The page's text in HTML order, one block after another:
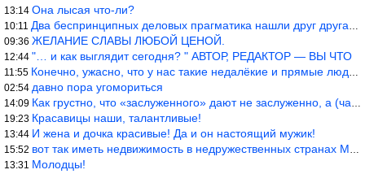
13:14 Она лысая что-ли?
10:11 Два беспринципных деловых прагматика нашли друг друга и «остепен
09:36 ЖЕЛАНИЕ СЛАВЫ ЛЮБОЙ ЦЕНОЙ.
12:44 "… и как выглядит сегодня? " АВТОР, РЕДАКТОР — ВЫ ЧТО
11:55 Конечно, ужасно, что у нас такие недалёкие и прямые люди… Как мо
02:54 давно пора угомориться
14:09 Как грустно, что «заслуженного» дают не заслуженно, а (чаще) по-
19:23 Красавицы наши, талантливые!
13:44 И жена и дочка красивые! Да и он настоящий мужик!
15:52 вот так иметь недвижимость в недружественных странах Могут забра
13:31 Молодцы!